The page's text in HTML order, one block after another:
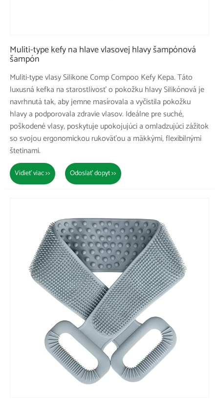
Muliti-type kefy na hlave vlasovej hlavy šampónová
šampón
Muliti-type vlasy Silikone Comp Compoo Kefy Kepa. Táto
luxusná kefka na starostlivosť o pokožku hlavy Silikónová je
navrhnutá tak, aby jemne masírovala a vyčistila pokožku
hlavy a podporovala zdravie vlasov. Ideálne pre suché,
poškodené vlasy, poskytuje upokojujúci a omladzujúci zážitok
so svojou ergonomickou rukoväťou a mäkkými, flexibilnými
štetinami.
Vidieť viac >> Odoslať dopyt >>